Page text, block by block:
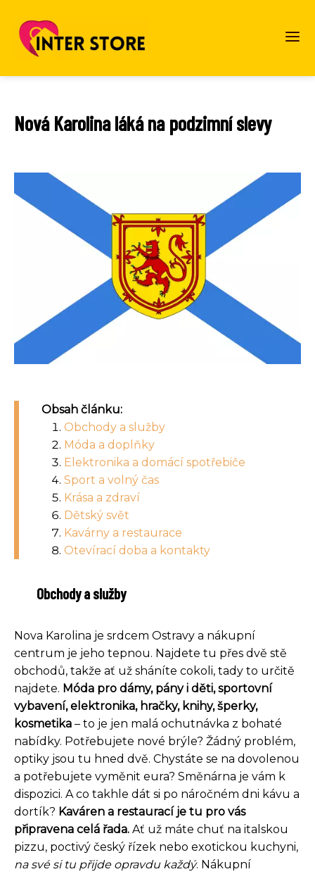
Nová Karolina láká na podzimní slevy
Obsah článku:
Obchody a služby
Móda a doplňky
Elektronika a domácí spotřebiče
Sport a volný čas
Krása a zdraví
Dětský svět
Kavárny a restaurace
Otevírací doba a kontakty
Obchody a služby
Nova Karolina je srdcem Ostravy a nákupní
centrum je jeho tepnou. Najdete tu přes dvě stě
obchodů, takže ať už sháníte cokoli, tady to určitě
najdete. Móda pro dámy, pány i děti, sportovní
vybavení, elektronika, hračky, knihy, šperky,
kosmetika – to je jen malá ochutnávka z bohaté
nabídky. Potřebujete nové brýle? Žádný problém,
optiky jsou tu hned dvě. Chystáte se na dovolenou
a potřebujete vyměnit eura? Směnárna je vám k
dispozici. A co takhle dát si po náročném dni kávu a
dortík? Kaváren a restaurací je tu pro vás
připravena celá řada. Ať už máte chuť na italskou
pizzu, poctivý český řízek nebo exotickou kuchyni,
na své si tu přijde opravdu každý. Nákupní